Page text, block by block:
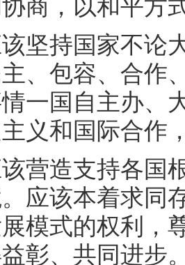
商，以和平方
持国家不论大
、包容、合作
一国自主办、
义和国际合作
造支持各国根
应该本着求同
模式的权利，
彰、共同进步